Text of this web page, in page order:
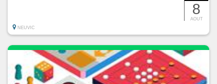
8
AOUT
NEUVIC